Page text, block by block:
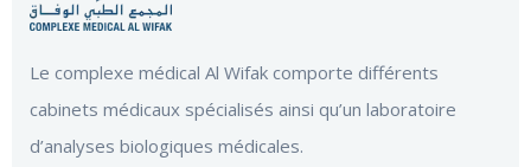
Le complexe médical Al Wifak comporte différents
cabinets médicaux spécialisés ainsi qu’un laboratoire
d’analyses biologiques médicales.